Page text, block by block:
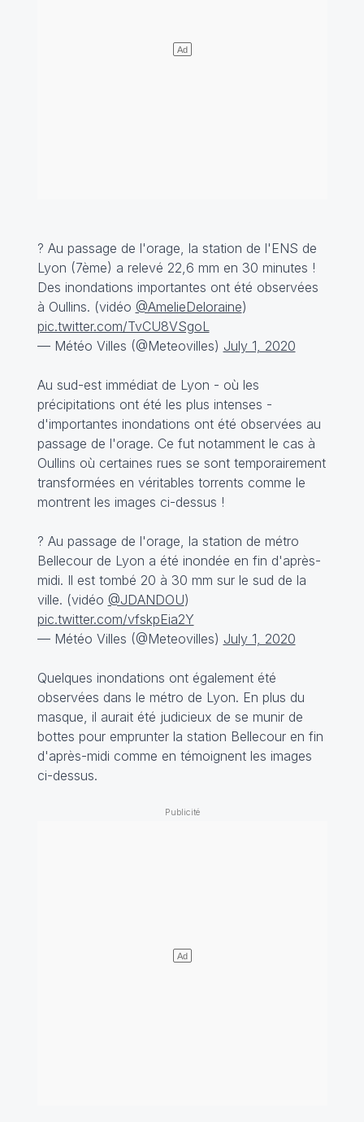
? Au passage de l'orage, la station de l'ENS de
Lyon (7ème) a relevé 22,6 mm en 30 minutes !
Des inondations importantes ont été observées
à Oullins. (vidéo @AmelieDeloraine)
pic.twitter.com/TvCU8VSgoL
— Météo Villes (@Meteovilles) July 1, 2020
Au sud-est immédiat de Lyon - où les
précipitations ont été les plus intenses -
d'importantes inondations ont été observées au
passage de l'orage. Ce fut notamment le cas à
Oullins où certaines rues se sont temporairement
transformées en véritables torrents comme le
montrent les images ci-dessus !
? Au passage de l'orage, la station de métro
Bellecour de Lyon a été inondée en fin d'après-
midi. Il est tombé 20 à 30 mm sur le sud de la
ville. (vidéo @JDANDOU)
pic.twitter.com/vfskpEia2Y
— Météo Villes (@Meteovilles) July 1, 2020
Quelques inondations ont également été
observées dans le métro de Lyon. En plus du
masque, il aurait été judicieux de se munir de
bottes pour emprunter la station Bellecour en fin
d'après-midi comme en témoignent les images
ci-dessus.